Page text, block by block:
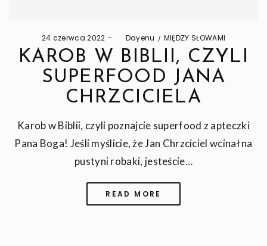
Posted
on
24 czerwca 2022 byDayenu
Posted
in
MIĘDZY SŁOWAMI
KAROB W BIBLII, CZYLI
SUPERFOOD JANA
CHRZCICIELA
Karob w Biblii, czyli poznajcie superfood z apteczki
Pana Boga! Jeśli myślicie, że Jan Chrzciciel wcinał na
pustyni robaki, jesteście…
READ MORE